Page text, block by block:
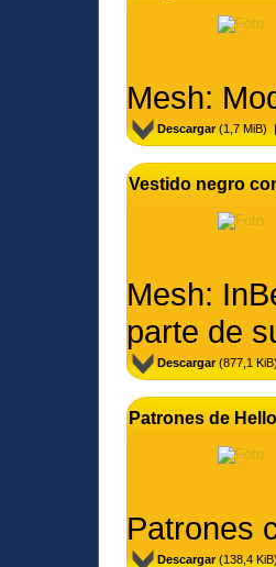
Mesh:
Descargar(1,7 MiB) |
Vestido negro
Mesh:
parte de
Descargar(877,1
Patrones de
Patrones
Descargar(138,4